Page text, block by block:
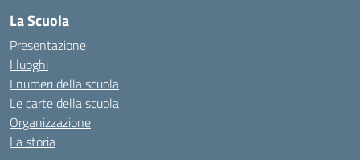
La Scuola
Presentazione
I luoghi
I numeri della scuola
Le carte della scuola
Organizzazione
La storia